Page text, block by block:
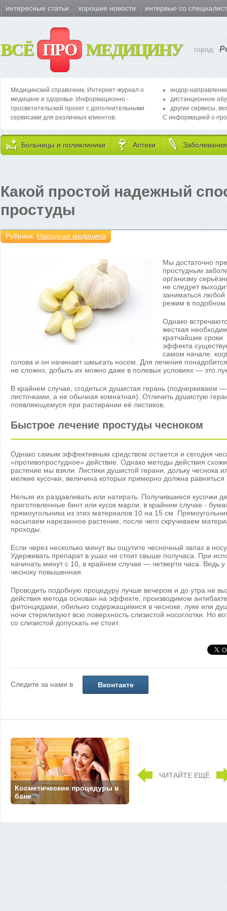
интересные статьи хорошие новости интервью со
ВСЁ ПРО МЕДИЦИНУ город:
Медицинский справочник, Интернет-журнал о
медицине и здоровье. Информационно -
просветительский проект с дополнительными
сервисами для различных клиентов:
индор-
дистанционное
другие сервисы,
С информацией о
Больницы и поликлиники Аптеки Заболевания
Какой простой надежный
простуды
Рубрика: Народная медицина
Мы достаточно
простудным
организму
не следует
заниматься любой
режим в
Однако
жесткая
кратчайшие
эффекта
самом начале,
голова и он начинает шмыгать носом. Для лечения
не сложно, добыть их можно даже в полевых условиях — это
В крайнем случае, сгодиться душистая герань (подчеркиваем
листочками, а не обычная комнатная). Отличить душистую
появляющемуся при растирании её листиков.
Быстрое лечение простуды чесноком
Однако самым эффективным средством остается и сегодня
«противопростудное» действие. Однако методы действия
растение мы взяли. Листики душистой герани, дольку чеснока
мелкие кусочки, величина которых примерно должна
Нельзя их раздавливать или натирать. Получившиеся кусочки
приготовленные бинт или кусок марли, в крайнем случае -
прямоугольника из этих материалов 10 на 15 см.
насыпаем нарезанное растение, после чего скручиваем
проходы.
Если через несколько минут вы ощутите чесночный запах в
Удерживать препарат в ушах не стоит свыше получаса. При
начинать минут с 10, в крайнем случае — четверти часа. Ведь у
чесноку повышенная.
Проводить подобную процедуру лучше вечером и до утра не
действия метода основан на эффекте, производимом
фитонцидами, обильно содержащимися в чесноке, луке или
ночи стерилизуют всю поверхность слизистой носоглотки. Но
со слизистой допускать не стоит.
Следите за нами в Вконтакте
Косметические процедуры в
бане
ЧИТАЙТЕ ЕЩЁ